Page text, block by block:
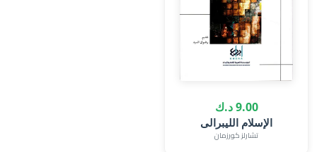
9.00 د.ك
الإسلام الليبرالى
تشارلز كورزمان